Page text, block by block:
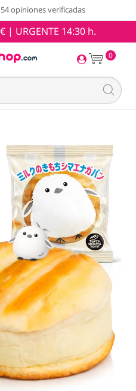
opiniones verificadas
| URGENTE 14:30 h.
0